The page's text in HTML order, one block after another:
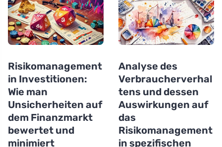
Risikomanagement
in Investitionen:
Wie man
Unsicherheiten auf
dem Finanzmarkt
bewertet und
minimiert
Analyse des
Verbraucherverhal
tens und dessen
Auswirkungen auf
das
Risikomanagement
in spezifischen